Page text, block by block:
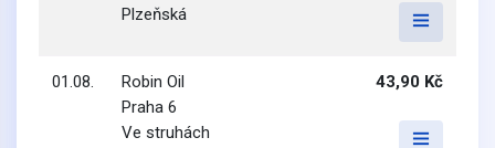
Plzeňská
01.08.
Robin Oil
Praha 6
Ve struhách
43,90 Kč